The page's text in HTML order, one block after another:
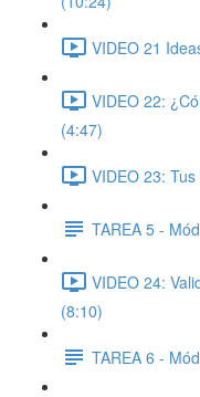
VIDEO 21
VIDEO 22:
(4:47)
VIDEO 23:
TAREA 5 -
VIDEO 24:
(8:10)
TAREA 6 -